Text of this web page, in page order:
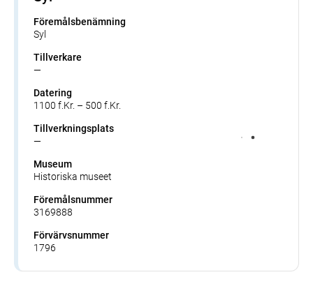
Föremålsbenämning
Syl
Tillverkare
—
Datering
1100 f.Kr. – 500 f.Kr.
Tillverkningsplats
—
Museum
Historiska museet
Föremålsnummer
3169888
Förvärvsnummer
1796